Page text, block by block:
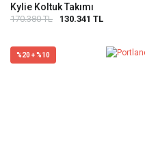
Kylie Koltuk Takımı
170.380 TL 130.341 TL
%20 + %10